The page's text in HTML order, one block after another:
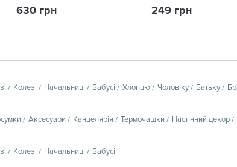
630 грн 249 грн
Колезі Начальниці Бабусі Хлопцю Чоловіку Батьку
Аксесуари Канцелярія Термочашки Настінний декор
Колезі Начальниці Бабусі